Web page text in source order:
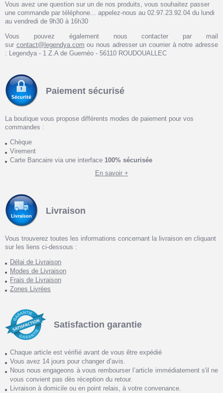
Vous avez une question sur un de nos produits, vous souhaitez passer
une commande par téléphone... appelez-nous au 02.97.23.92.04 du lundi
au vendredi de 9h30 à 16h30
Vous pouvez également nous contacter par mail
sur contact@legendya.com ou nous adresser un courrier à notre adresse
: Legendya - 1 Z.A de Guernéo - 56110 ROUDOUALLEC
Paiement sécurisé
La boutique vous propose différents modes de paiement pour vos
commandes :
Chèque
Virement
Carte Bancaire via une interface 100% sécurisée
En savoir +
Livraison
Vous trouverez toutes les informations concernant la livraison en cliquant
sur les liens ci-dessous :
Délai de Livraison
Modes de Livraison
Frais de Livraison
Zones Livrées
Satisfaction garantie
Chaque article est vérifié avant de vous être expédié
Vous avez 14 jours pour changer d’avis.
Nous nous engageons à vous rembourser l’article immédiatement s'il ne
vous convient pas dès réception du retour.
Livraison à domicile ou en point relais, à votre convenance.